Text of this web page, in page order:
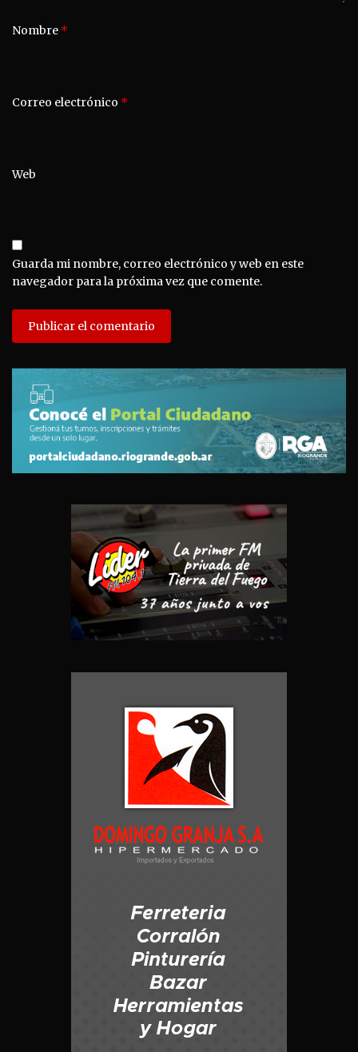
Nombre *
Correo electrónico *
Web
Guarda mi nombre, correo electrónico y web en este
navegador para la próxima vez que comente.